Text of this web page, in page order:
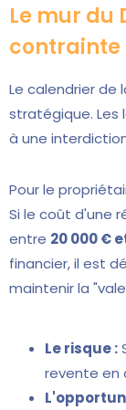
Le mur du
contrainte
Le calendrier de
stratégique. Les
à une
Pour le
Si le coût d'une
entre 20 000 €
financier, il est
maintenir la
Le risque :
revente en